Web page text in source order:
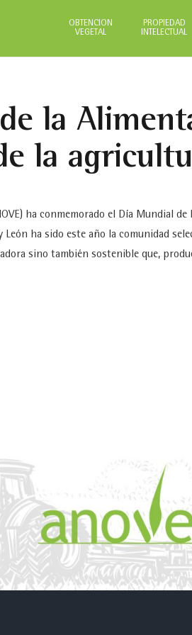
OBTENCIÓN
VEGETAL
PROPIEDAD
INTELECTUAL
la
la
ha conmemorado el Día Mundial
ha sido este año la comunidad
sino también sostenible que,